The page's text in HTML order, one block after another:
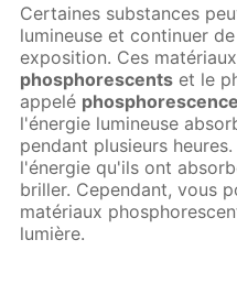
Certaines substances
lumineuse et continuer
exposition. Ces
phosphorescents et le
appelé phosphorescence
l'énergie lumineuse
pendant plusieurs
l'énergie qu'ils ont
briller. Cependant, vous
matériaux
lumière.